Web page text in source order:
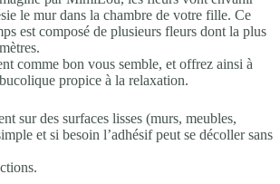
le mur dans la chambre de votre fille. Ce
est composé de plusieurs fleurs dont la plus
comme bon vous semble, et offrez ainsi à
propice à la relaxation.
sur des surfaces lisses (murs, meubles,
et si besoin l’adhésif peut se décoller sans